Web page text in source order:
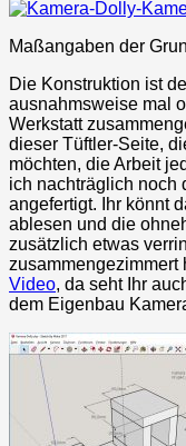
Maßangaben der
Die Konstruktion ist
ausnahmsweise mal
Werkstatt
dieser Tüftler-Seite,
möchten, die Arbeit
ich nachträglich noch
angefertigt. Ihr könnt
ablesen und die
zusätzlich etwas
zusammengezimmert
Video, da seht Ihr
dem Eigenbau